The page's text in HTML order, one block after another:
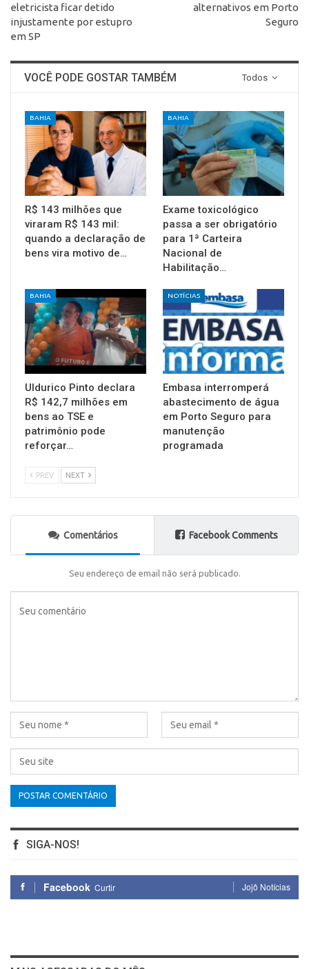
eletricista ficar detido
injustamente por estupro
em SP
alternativos em Porto
Seguro
Todos
VOCÊ PODE GOSTAR TAMBÉM
BAHIA
R$ 143 milhões que
viraram R$ 143 mil:
quando a declaração de
bens vira motivo de…
BAHIA
Exame toxicológico
passa a ser obrigatório
para 1ª Carteira
Nacional de
Habilitação…
BAHIA
Uldurico Pinto declara
R$ 142,7 milhões em
bens ao TSE e
patrimônio pode
reforçar…
NOTÍCIAS
Embasa interromperá
abastecimento de água
em Porto Seguro para
manutenção
programada
PREV NEXT
Comentários Facebook Comments
Seu endereço de email não será publicado.
SIGA-NOS!
Facebook Curtir Jojô Notícias